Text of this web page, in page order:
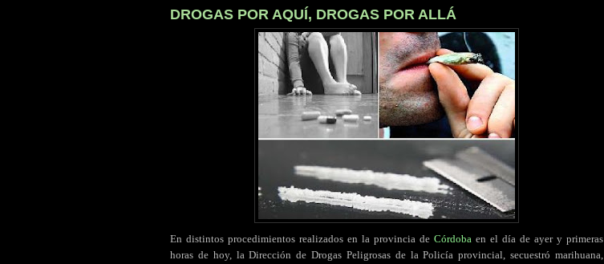
DROGAS POR AQUÍ, DROGAS POR ALLÁ
En distintos procedimientos realizados en la provincia de Córdoba en el día de ayer y primeras
horas de hoy, la Dirección de Drogas Peligrosas de la Policía provincial, secuestró marihuana,